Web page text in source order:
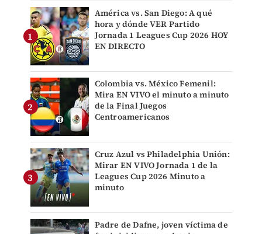
América vs. San Diego: A qué
hora y dónde VER Partido
Jornada 1 Leagues Cup 2026 HOY
EN DIRECTO
Colombia vs. México Femenil:
Mira EN VIVO el minuto a minuto
de la Final Juegos
Centroamericanos
Cruz Azul vs Philadelphia Unión:
Mirar EN VIVO Jornada 1 de la
Leagues Cup 2026 Minuto a
minuto
Padre de Dafne, joven víctima de